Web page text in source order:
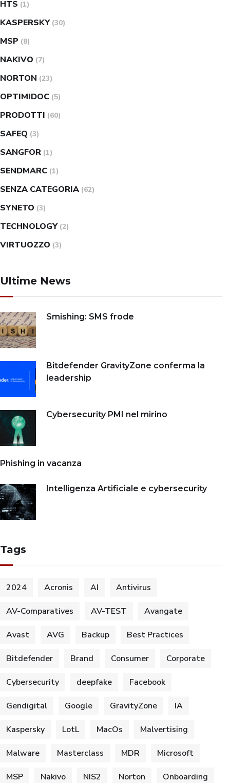
HTS (1)
KASPERSKY (30)
MSP (8)
NAKIVO (7)
NORTON (23)
OPTIMIDOC (5)
PRODOTTI (60)
SAFEQ (3)
SANGFOR (1)
SENDMARC (1)
SENZA CATEGORIA (62)
SYNETO (3)
TECHNOLOGY (2)
VIRTUOZZO (3)
Ultime News
Smishing: SMS frode
Bitdefender GravityZone conferma la
leadership
Cybersecurity PMI nel mirino
Phishing in vacanza
Intelligenza Artificiale e cybersecurity
Tags
2024 Acronis AI Antivirus
AV-Comparatives AV-TEST Avangate
Avast AVG Backup Best Practices
Bitdefender Brand Consumer Corporate
Cybersecurity deepfake Facebook
Gendigital Google GravityZone IA
Kaspersky LotL MacOs Malvertising
Malware Masterclass MDR Microsoft
MSP Nakivo NIS2 Norton Onboarding